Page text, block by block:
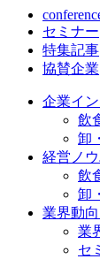
セミナー
特集記事
協賛企業
企業イン
飲
卸
経営ノウ
飲
卸
業界動向
業
セ